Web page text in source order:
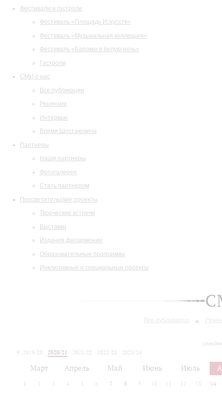
Фестивали и гастроли
Фестиваль «Площадь Искусств»
Фестиваль «Музыкальная коллекция»
Фестиваль «Барокко в белую ночь»
Гастроли
СМИ о нас
Все публикации
Рецензии
Интервью
Время Шостаковича
Партнеры
Наши партнеры
Фотогалерея
Стать партнером
Просветительские проекты
Творческие встречи
Выставки
Издания филармонии
Образовательные программы
Инклюзивные и специальные проекты
Все публикации
2019/20 2020/21 2021/22 2022/23
2023/24
Март Апрель Май Июнь Июль
1 2 3 4 5 6 7 8 9 10 12 13 14